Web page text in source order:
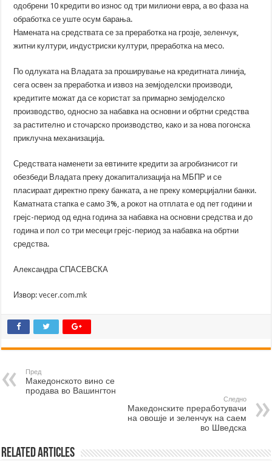
одобрени 10 кредити во износ од три милиони евра, а во фаза на
обработка се уште осум барања.
Намената на средствата се за преработка на грозје, зеленчук,
житни култури, индустриски култури, преработка на месо.
По одлуката на Владата за проширување на кредитната линија,
сега освен за преработка и извоз на земјоделски производи,
кредитите можат да се користат за примарно земјоделско
производство, односно за набавка на основни и обртни средства
за растително и сточарско производство, како и за нова погонска
приклучна механизација.
Средствата наменети за евтините кредити за агробизнисот ги
обезбеди Владата преку докапитализација на МБПР и се
пласираат директно преку банката, а не преку комерцијални банки.
Каматната стапка е само 3%, а рокот на отплата е од пет години и
грејс-период од една година за набавка на основни средства и до
година и пол со три месеци грејс-период за набавка на обртни
средства.
Александра СПАСЕВСКА
Извор:vecer.com.mk
Пред
Македонското вино се
продава во Вашингтон
Следно
Македонските преработувачи
на овошје и зеленчук на саем
во Шведска
Related Articles